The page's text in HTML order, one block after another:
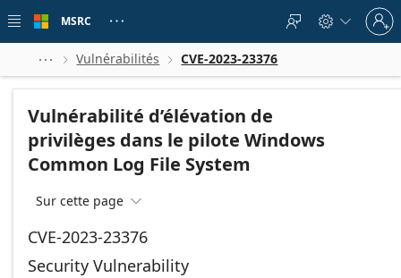
 main
MSRC    
Sign
in
to
account
  Vulnérabilités  CVE-2023-23376
Vulnérabilité d’élévation de
privilèges dans le pilote Windows
Common Log File System
Sur cette page 
CVE-2023-23376
Security Vulnerability